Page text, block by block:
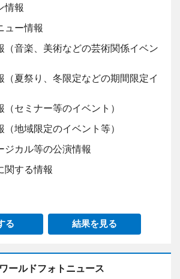
情報
ュー情報
（音楽、美術などの芸術関係イベン
（夏祭り、冬限定などの期間限定イ
（セミナー等のイベント）
（地域限定のイベント等）
ジカル等の公演情報
関する情報
る 結果を見る
ワールドフォトニュース